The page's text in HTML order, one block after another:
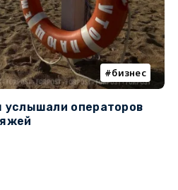
бизнес
услышали операторов